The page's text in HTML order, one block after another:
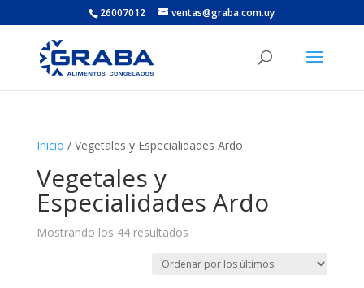
26007012 ventas@graba.com.uy
Inicio / Vegetales y Especialidades Ardo
Vegetales y
Especialidades Ardo
Mostrando los 44 resultadosOrdenado
los